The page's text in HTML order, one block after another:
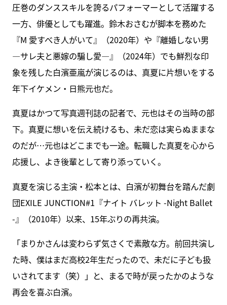
圧巻のダンススキルを誇るパフォーマーとして活躍する
一方、俳優としても躍進。鈴木おさむが脚本を務めた
『M 愛すべき人がいて』（2020年）や『離婚しない男
―サレ夫と悪嫁の騙し愛―』（2024年）でも鮮烈な印
象を残した白濱亜嵐が演じるのは、真夏に片想いをする
年下イケメン・日熊元也だ。
真夏はかつて写真週刊誌の記者で、元也はその当時の部
下。真夏に想いを伝え続けるも、未だ恋は実らぬままな
のだが…元也はどこまでも一途。転職した真夏を心から
応援し、よき後輩として寄り添っていく。
真夏を演じる主演・松本とは、白濱が初舞台を踏んだ劇
団EXILE JUNCTION#1『ナイト バレット -Night Ballet
-』（2010年）以来、15年ぶりの再共演。
「まりかさんは変わらず気さくで素敵な方。前回共演し
た時、僕はまだ高校2年生だったので、未だに子ども扱
いされてます（笑）」と、まるで時が戻ったかのような
再会を喜ぶ白濱。